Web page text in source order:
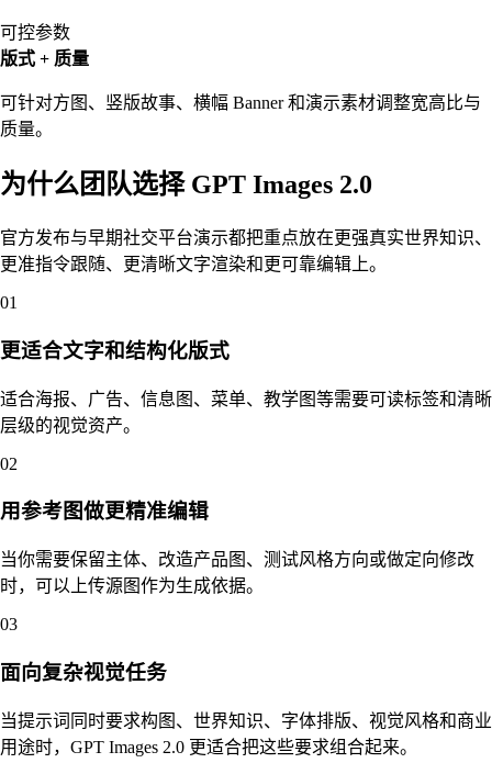
可控参数
版式 + 质量
可针对方图、竖版故事、横幅 Banner 和演示素材调整宽高比与
质量。
为什么团队选择 GPT Images 2.0
官方发布与早期社交平台演示都把重点放在更强真实世界知识、
更准指令跟随、更清晰文字渲染和更可靠编辑上。
01
更适合文字和结构化版式
适合海报、广告、信息图、菜单、教学图等需要可读标签和清晰
层级的视觉资产。
02
用参考图做更精准编辑
当你需要保留主体、改造产品图、测试风格方向或做定向修改
时，可以上传源图作为生成依据。
03
面向复杂视觉任务
当提示词同时要求构图、世界知识、字体排版、视觉风格和商业
用途时，GPT Images 2.0 更适合把这些要求组合起来。